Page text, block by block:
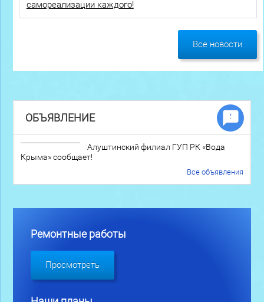
самореализации каждого!
Все новости
ОБЪЯВЛЕНИЕ
Алуштинский филиал ГУП РК «Вода
Крыма» сообщает!
Все объявления
Ремонтные работы
Просмотреть